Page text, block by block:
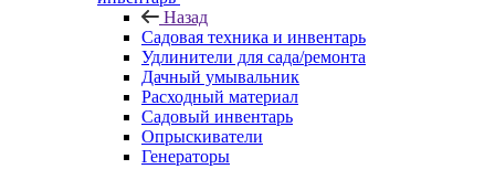
Назад
Садовая техника и инвентарь
Удлинители для сада/ремонта
Дачный умывальник
Расходный материал
Садовый инвентарь
Опрыскиватели
Генераторы